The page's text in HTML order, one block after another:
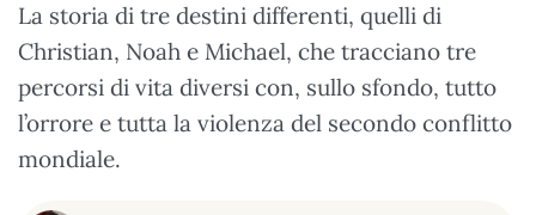
La storia di tre destini differenti, quelli di
Christian, Noah e Michael, che tracciano tre
percorsi di vita diversi con, sullo sfondo, tutto
l’orrore e tutta la violenza del secondo conflitto
mondiale.